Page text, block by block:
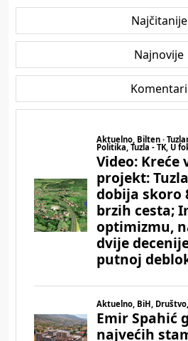
Najčitanije
Najnovije
Komentari